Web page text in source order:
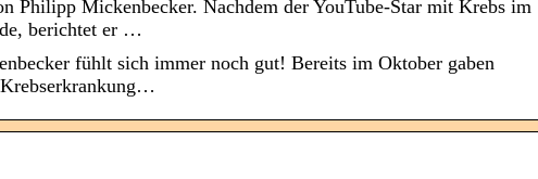
Philipp Mickenbecker. Nachdem der YouTube-Star mit Krebs im
berichtet er …
fühlt sich immer noch gut! Bereits im Oktober gaben